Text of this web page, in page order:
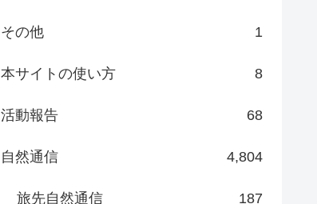
その他 1
本サイトの使い方 8
活動報告 68
自然通信 4,804
旅先自然通信 187